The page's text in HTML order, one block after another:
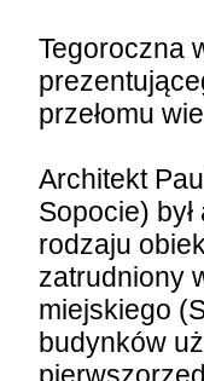
Tegoroczna
przełomu
Architekt
Sopocie)
rodzaju
zatrudniony
miejskiego
budynków